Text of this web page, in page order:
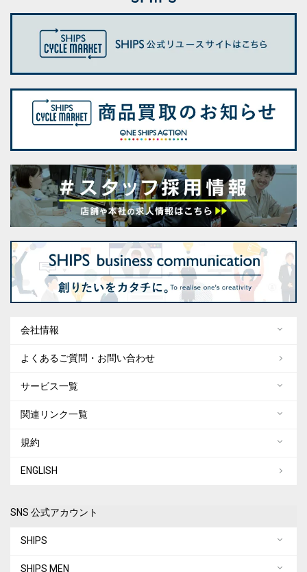
会社情報
よくあるご質問・お問い合わせ
サービス一覧
関連リンク一覧
規約
ENGLISH
SNS 公式アカウント
SHIPS
SHIPS MEN